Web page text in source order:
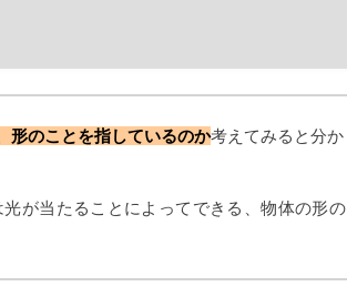
形のことを指しているのか考えてみると分か
が当たることによってできる、物体の形の